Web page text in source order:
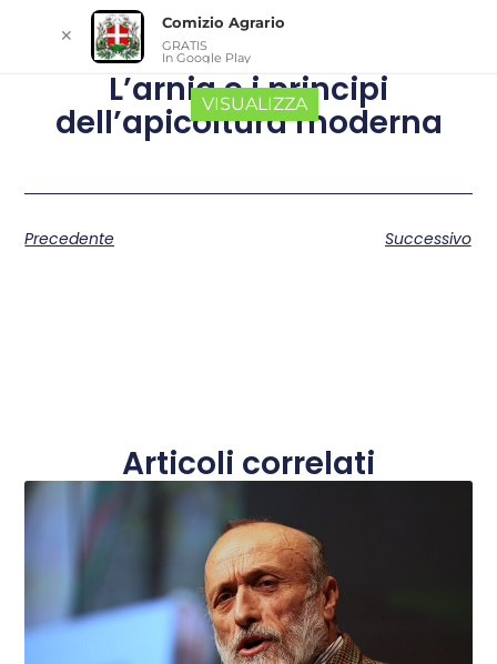
L’arnia e i principi
dell’apicoltura moderna
Precedente Successivo
Articoli correlati
✕
Comizio Agrario
GRATIS
In Google Play
VISUALIZZA